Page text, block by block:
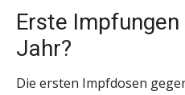
Erste
Jahr?
Die ersten Impfdosen